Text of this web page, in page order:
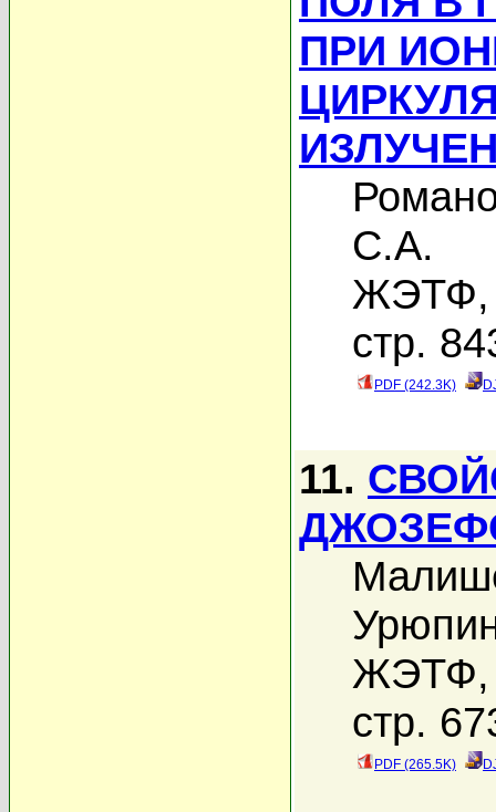
ПРИ
С.А.
ЖЭТФ,
стр.
PDF (242.3K)
11.
ЖЭТФ,
стр.
PDF (265.5K)